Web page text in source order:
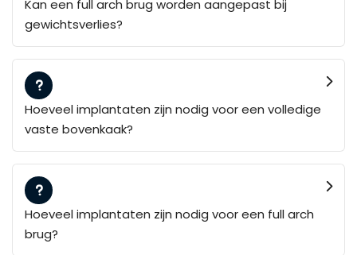
Kan een full arch brug worden aangepast bij
gewichtsverlies?
Hoeveel implantaten zijn nodig voor een volledige
vaste bovenkaak?
Hoeveel implantaten zijn nodig voor een full arch
brug?